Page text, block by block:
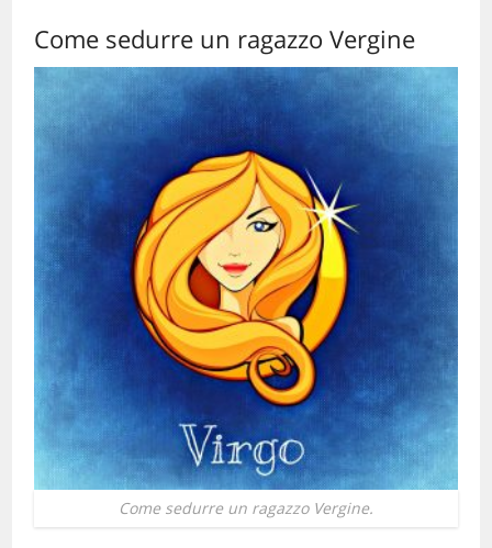
Come sedurre un ragazzo Vergine
Come sedurre un ragazzo Vergine.